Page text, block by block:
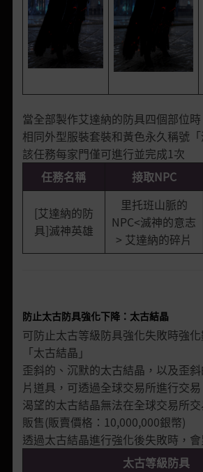
當全部製作艾達納的防具四個部位
相同外型服裝套裝和黃色永久稱號
該任務每家門僅可進行並完成1次
任務名稱
接取NPC
[艾達納的防
具]滅神英雄
里托班山脈的
NPC<滅神的意志
> 艾達納的碎片
防止太古防具強化下降：太古結晶
可防止太古等級防具強化失敗時強
「太古結晶」
歪斜的、沉默的太古結晶，以及歪
片道具，可透過全球交易所進行交易
渴望的太古結晶無法在全球交易所
販售(販賣價格：10,000,000銀幣)
透過太古結晶進行強化後失敗時，
太古等級防具